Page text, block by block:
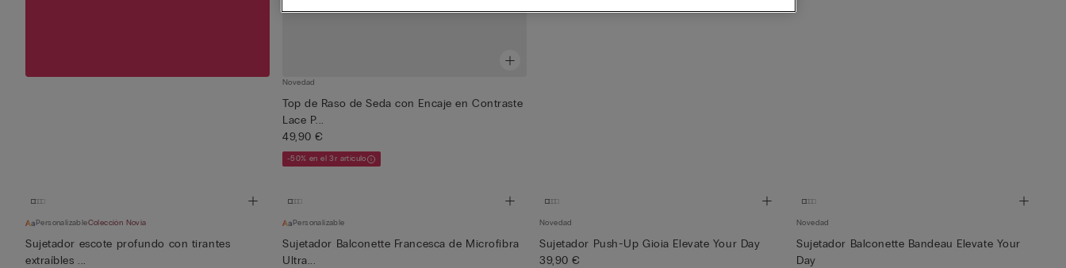
Novedad
Top de Raso de Seda con Encaje en Contraste
Lace P...
49,90 €
-50% en el 3r artículo
PersonalizableColección Novia
Sujetador escote profundo con tirantes
extraíbles ...
Personalizable
Sujetador Balconette Francesca de Microfibra
Ultra...
Novedad
Sujetador Push-Up Gioia Elevate Your Day
39,90 €
Novedad
Sujetador Balconette Bandeau Elevate Your
Day